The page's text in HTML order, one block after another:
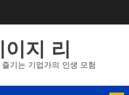
이지 리
기는 기업가의 인생 모험